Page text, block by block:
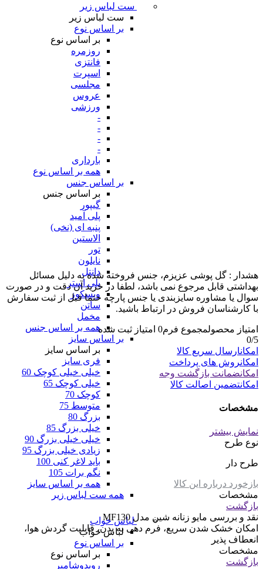
ست لباس زیر
ست لباس زیر
بر اساس نوع
بر اساس نوع
روزمره
فانتزی
اسپرت
مجلسی
عروس
ورزشی
-
-
-
-
بارداری
همه بر اساس نوع
بر اساس جنس
بر اساس جنس
گیپور
پلی آمید
پنبه ای (نخی)
الاستین
تور
نایلون
دانتل
پلی استر
ویسکوز
ساتن
مخمل
همه بر اساس جنس
بر اساس سایز
بر اساس سایز
فری سایز
خیلی خیلی کوچک 60
خیلی کوچک 65
کوچک 70
متوسط 75
بزرگ 80
خیلی بزرگ 85
خیلی خیلی بزرگ 90
زیادی خیلی بزرگ 95
باید لاغر کنی 100
نگم برات 105
همه بر اساس سایز
همه ست لباس زیر
لباس خواب
لباس خواب
بر اساس نوع
بر اساس نوع
روبدوشامبر
هشدار : گل پوشی عزیزم، جنس فروخته شده به دلیل مسائل
بهداشتی قابل مرجوع نمی باشد، لطفا در خرید آن دقت و در صورت
سوال یا مشاوره سایزبندی یا جنس پارچه حتما قبل از ثبت سفارش
با کارشناسان فروش در ارتباط باشید.
امتیاز محصولمجموع فرم0 امتیاز ثبت شده
0/5
امکانارسال سریع کالا
امکانروش های پرداخت
امکانضمانت بازگشت وجه
امکانتضمین اصالت کالا
مشخصات
نمایش بیشتر
نوع طرح
طرح دار
بازخورد درباره این کالا
مشخصات
بازگشت
نقد و بررسی مایو زنانه شین مدل MF130
امکان خشک شدن سریع، فرم دهی به بدن، قابلیت گردش هوا،
انعطاف پذیر
مشخصات
بازگشت